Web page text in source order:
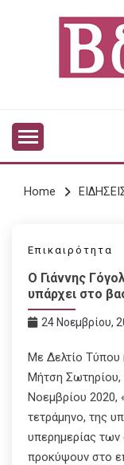
VDELLA
Home
Επικαιρότητα
Ο Γιάννης
υπάρχει στο
24 Νοεμβρίου,
Με Δελτίο Τύπου
Μήτση
Νοεμβρίου 2020,
τετράμηνο, της
υπερημερίας
προκύψουν στο